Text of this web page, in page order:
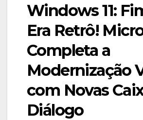
Windows 11:
Era Retrô!
Completa a
Modernização
com Novas
Diálogo